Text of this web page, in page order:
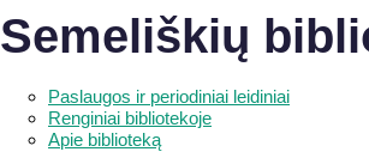
Semeliškių
Paslaugos ir periodiniai leidiniai
Renginiai bibliotekoje
Apie biblioteką